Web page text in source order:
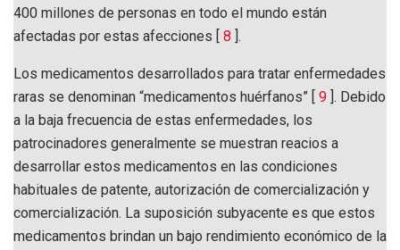
400 millones de personas en todo el mundo están
afectadas por estas afecciones [ 8 ].
Los medicamentos desarrollados para tratar enfermedades
raras se denominan “medicamentos huérfanos” [ 9 ]. Debido
a la baja frecuencia de estas enfermedades, los
patrocinadores generalmente se muestran reacios a
desarrollar estos medicamentos en las condiciones
habituales de patente, autorización de comercialización y
comercialización. La suposición subyacente es que estos
medicamentos brindan un bajo rendimiento económico de la